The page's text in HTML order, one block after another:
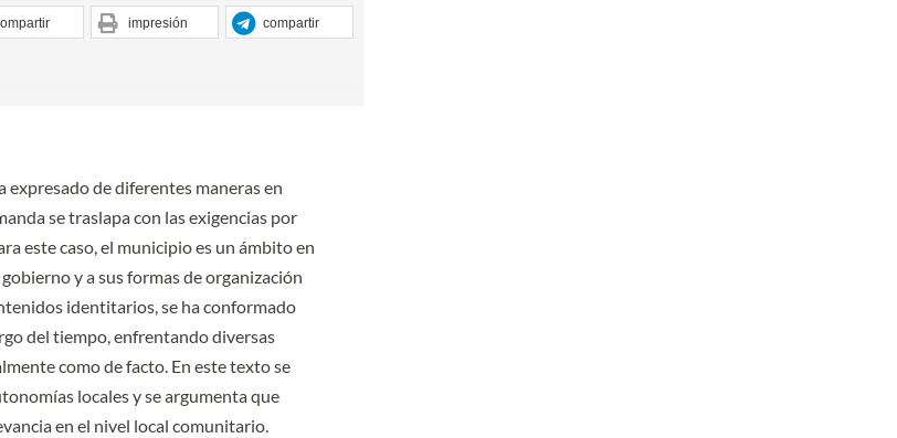
impresión compartir
expresado de diferentes maneras en
se traslapa con las exigencias por
este caso, el municipio es un ámbito en
y a sus formas de organización
identitarios, se ha conformado
del tiempo, enfrentando diversas
como de facto. En este texto se
locales y se argumenta que
en el nivel local comunitario.